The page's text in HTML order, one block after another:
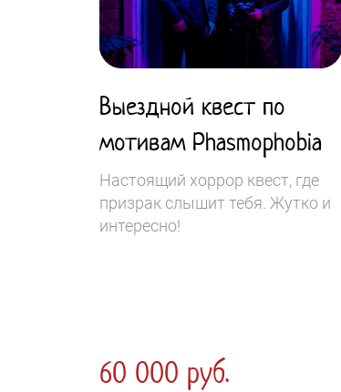
Выездной квест по
мотивам Phasmophobia
Настоящий хоррор квест, где
призрак слышит тебя. Жутко и
интересно!
60 000 руб.